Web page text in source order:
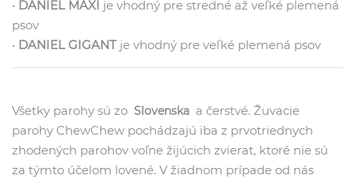
• DANIEL MAXI je vhodný pre stredné až veľké plemená
psov
• DANIEL GIGANT je vhodný pre veľké plemená psov
Všetky parohy sú zo Slovenska a čerstvé. Žuvacie
parohy ChewChew pochádzajú iba z prvotriednych
zhodených parohov voľne žijúcich zvierat, ktoré nie sú
za týmto účelom lovené. V žiadnom prípade od nás